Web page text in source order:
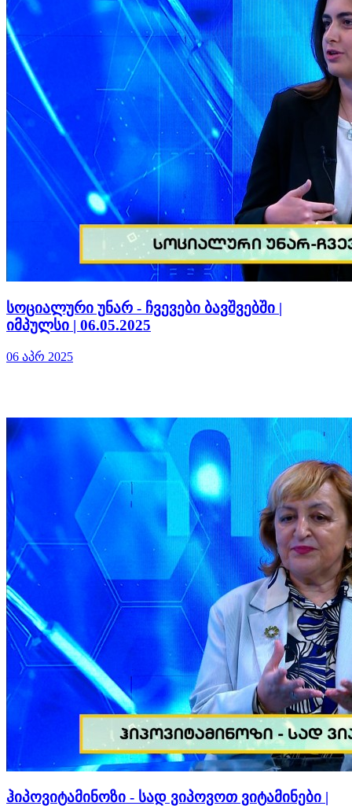
სოციალური უნარ - ჩვევები ბავშვებში |
იმპულსი | 06.05.2025
06 აპრ 2025
ჰიპოვიტამინოზი - სად ვიპოვოთ ვიტამინები |